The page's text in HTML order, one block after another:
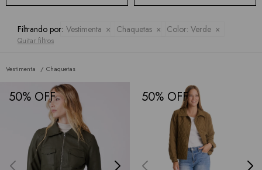
Filtrando por: Vestimenta Chaquetas Color: Verde
Quitar filtros
Vestimenta Chaquetas
50 50